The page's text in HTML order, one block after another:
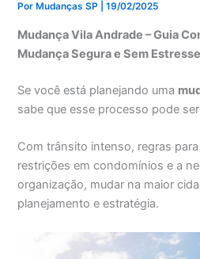
Por Mudanças SP |19/02/2025
Mudança Vila Andrade – Guia
Mudança Segura e Sem Estresse
Se você está planejando uma
sabe que esse processo pode
Com trânsito intenso, regras
restrições em condomínios e a
organização, mudar na maior
planejamento e estratégia.